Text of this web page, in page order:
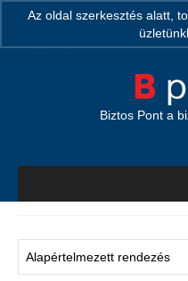
Az oldal szerkesztés alatt,
Search
Biztos Pont a